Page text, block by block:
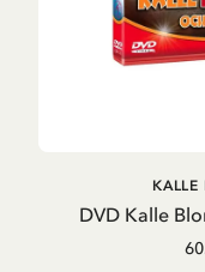
LÄGG
DVD Kalle
KALLE